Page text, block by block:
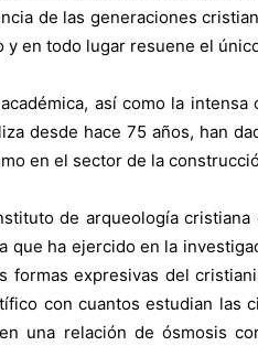
de las generaciones
en todo lugar resuene el
así como la
desde hace 75 años, han
en el sector de la
de arqueología
que ha ejercido en la
formas expresivas del
con cuantos estudian
una relación de ósmosis